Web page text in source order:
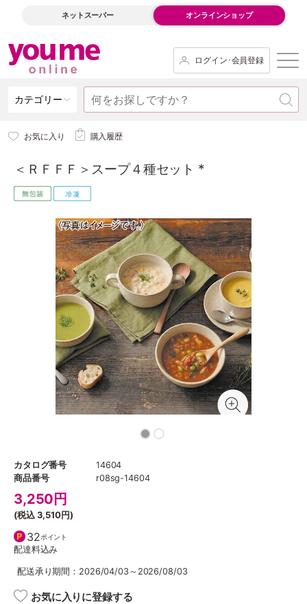
ネットスーパー オンラインショップ
ログイン･会員登録
カテゴリー
お気に入り 購入履歴
＜ＲＦＦＦ＞スープ４種セット *
カタログ番号
14604
商品番号
r08sg-14604
3,250 円
(税込3,510円)
32ポイント
配達料込み
配送承り期間：2026/04/03～2026/08/03
お気に入りに登録する